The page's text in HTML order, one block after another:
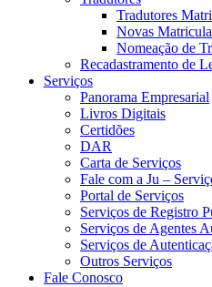
Tradutores
Novas
Nomeação de
Recadastramento de
Serviços
Panorama Empresarial
Livros Digitais
Certidões
DAR
Carta de Serviços
Fale com a Ju –
Portal de Serviços
Serviços de Registro
Serviços de Agentes
Serviços de
Outros Serviços
Fale Conosco